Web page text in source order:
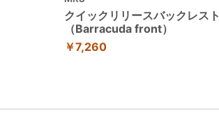
クイックリリースバックレスト
（Barracuda front）
￥7,260